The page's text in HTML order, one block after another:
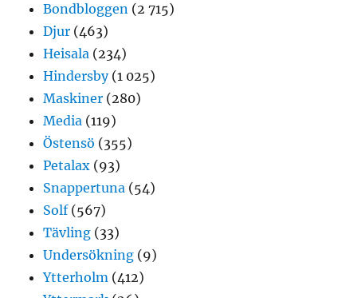
Bondbloggen (2 715)
Djur (463)
Heisala (234)
Hindersby(1 025)
Maskiner (280)
Media (119)
Östensö (355)
Petalax (93)
Snappertuna (54)
Solf(567)
Tävling (33)
Undersökning (9)
Ytterholm (412)